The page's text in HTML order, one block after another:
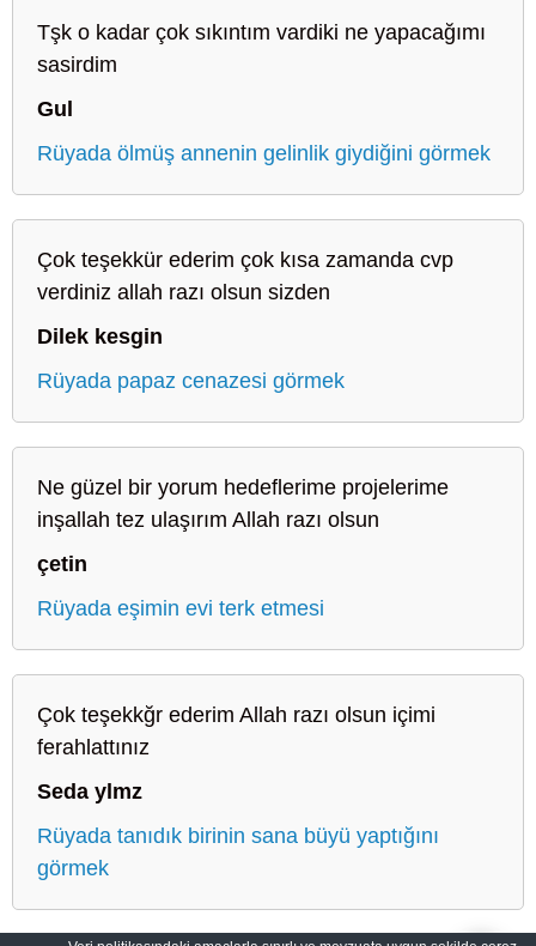
Tşk o kadar çok sıkıntım vardiki ne yapacağımı
sasirdim
Gul
Rüyada ölmüş annenin gelinlik giydiğini görmek
Çok teşekkür ederim çok kısa zamanda cvp
verdiniz allah razı olsun sizden
Dilek kesgin
Rüyada papaz cenazesi görmek
Ne güzel bir yorum hedeflerime projelerime
inşallah tez ulaşırım Allah razı olsun
çetin
Rüyada eşimin evi terk etmesi
Çok teşekkğr ederim Allah razı olsun içimi
ferahlattınız
Seda ylmz
Rüyada tanıdık birinin sana büyü yaptığını
görmek